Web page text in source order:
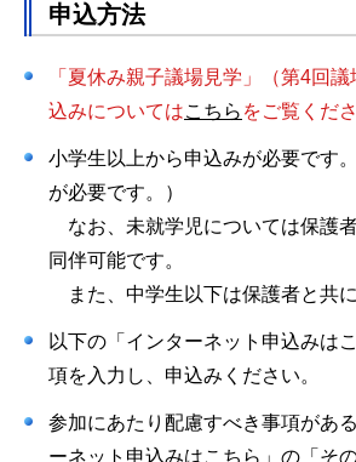
申込方法
「夏休み親子議場見学」（第4回
込みについてはこちら をご覧くださ
小学生以上から申込みが必要です
が必要です。）
なお、未就学児については保護
同伴可能です。
また、中学生以下は保護者と共に
以下の「インターネット申込みは
項を入力し、申込みください。
参加にあたり配慮すべき事項があ
ーネット申込みはこちら」の「そ